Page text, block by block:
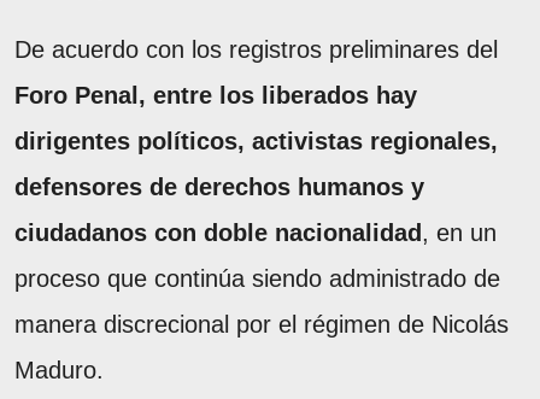
De acuerdo con los registros preliminares del
Foro Penal, entre los liberados hay
dirigentes políticos, activistas regionales,
defensores de derechos humanos y
ciudadanos con doble nacionalidad , en un
proceso que continúa siendo administrado de
manera discrecional por el régimen de Nicolás
Maduro.